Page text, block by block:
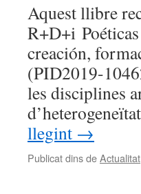
Aquest llibre
R+D+i
creación,
(PID2019-
les disciplines
llegint →
Publicat dins deActualitat